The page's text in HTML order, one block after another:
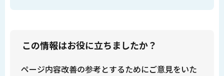
この情報はお役に立ちましたか？
ページ内容改善の参考とするためにご意見をいた